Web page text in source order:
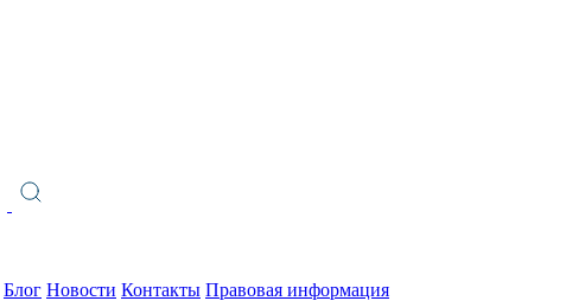
Блог Новости Контакты Правовая информация